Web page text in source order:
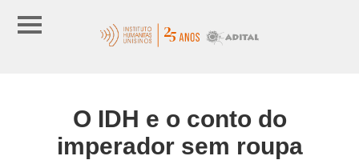
O IDH e o conto do
imperador sem roupa